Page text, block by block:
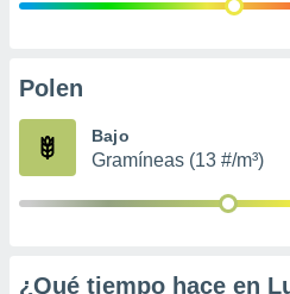
publicidad
de
Polen
Bajo
Gramíneas (13 #/m³)
¿Qué tiempo hace en